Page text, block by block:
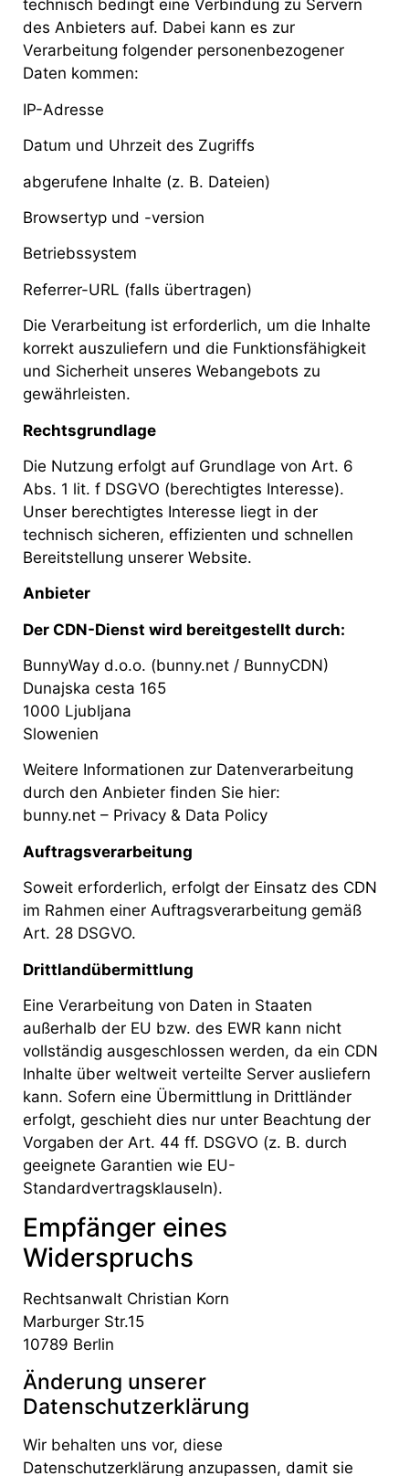
technisch bedingt eine Verbindung zu Servern
des Anbieters auf. Dabei kann es zur
Verarbeitung folgender personenbezogener
Daten kommen:
IP-Adresse
Datum und Uhrzeit des Zugriffs
abgerufene Inhalte (z. B. Dateien)
Browsertyp und -version
Betriebssystem
Referrer-URL (falls übertragen)
Die Verarbeitung ist erforderlich, um die Inhalte
korrekt auszuliefern und die Funktionsfähigkeit
und Sicherheit unseres Webangebots zu
gewährleisten.
Rechtsgrundlage
Die Nutzung erfolgt auf Grundlage von Art. 6
Abs. 1 lit. f DSGVO (berechtigtes Interesse).
Unser berechtigtes Interesse liegt in der
technisch sicheren, effizienten und schnellen
Bereitstellung unserer Website.
Anbieter
Der CDN-Dienst wird bereitgestellt durch:
BunnyWay d.o.o. (bunny.net / BunnyCDN)
Dunajska cesta 165
1000 Ljubljana
Slowenien
Weitere Informationen zur Datenverarbeitung
durch den Anbieter finden Sie hier:
bunny.net – Privacy & Data Policy
Auftragsverarbeitung
Soweit erforderlich, erfolgt der Einsatz des CDN
im Rahmen einer Auftragsverarbeitung gemäß
Art. 28 DSGVO.
Drittlandübermittlung
Eine Verarbeitung von Daten in Staaten
außerhalb der EU bzw. des EWR kann nicht
vollständig ausgeschlossen werden, da ein CDN
Inhalte über weltweit verteilte Server ausliefern
kann. Sofern eine Übermittlung in Drittländer
erfolgt, geschieht dies nur unter Beachtung der
Vorgaben der Art. 44 ff. DSGVO (z. B. durch
geeignete Garantien wie EU-
Standardvertragsklauseln).
Empfänger eines
Widerspruchs
Rechtsanwalt Christian Korn
Marburger Str.15
10789 Berlin
Änderung unserer
Datenschutzerklärung
Wir behalten uns vor, diese
Datenschutzerklärung anzupassen, damit sie